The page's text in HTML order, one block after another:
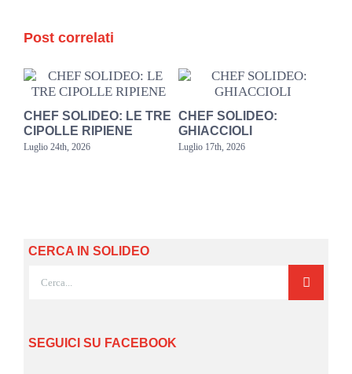
Post correlati
CHEF SOLIDEO: LE TRE
CIPOLLE RIPIENE
Luglio 24th, 2026
CHEF SOLIDEO:
GHIACCIOLI
Luglio 17th, 2026
CERCA IN SOLIDEO
SEGUICI SU FACEBOOK